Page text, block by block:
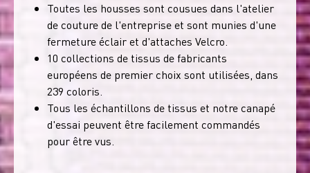
Toutes les housses sont cousues dans l'atelier
de couture de l'entreprise et sont munies d'une
fermeture éclair et d'attaches Velcro.
10 collections de tissus de fabricants
européens de premier choix sont utilisées, dans
239 coloris.
Tous les échantillons de tissus et notre canapé
d'essai peuvent être facilement commandés
pour être vus.